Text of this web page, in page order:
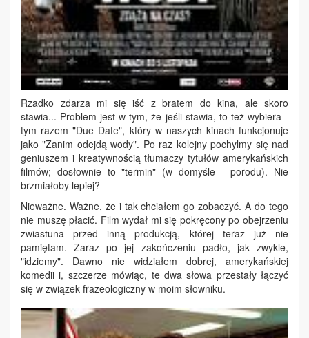
Rzadko zdarza mi się iść z bratem do kina, ale skoro
stawia... Problem jest w tym, że jeśli stawia, to też wybiera -
tym razem "Due Date", który w naszych kinach funkcjonuje
jako "Zanim odejdą wody". Po raz kolejny pochylmy się nad
geniuszem i kreatywnością tłumaczy tytułów amerykańskich
filmów; dosłownie to "termin" (w domyśle - porodu). Nie
brzmiałoby lepiej?
Nieważne. Ważne, że i tak chciałem go zobaczyć. A do tego
nie muszę płacić. Film wydał mi się pokręcony po obejrzeniu
zwiastuna przed inną produkcją, której teraz już nie
pamiętam. Zaraz po jej zakończeniu padło, jak zwykle,
"idziemy". Dawno nie widziałem dobrej, amerykańskiej
komedii i, szczerze mówiąc, te dwa słowa przestały łączyć
się w związek frazeologiczny w moim słowniku.